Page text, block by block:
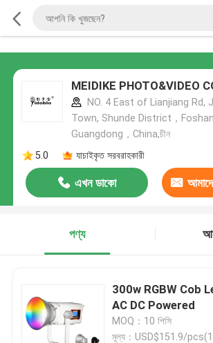
MEIDIKE PHOTO&VIDEO
NO. 4 East of Lianjiang Rd,
Town, Shunde District，Foshan
Guangdong，China,চীন
5.0
যাচাইকৃত সরবরাহকারী
এখন ডাকো
পণ্য
300w RGBW Cob
AC DC Powered
MOQ：10 পিসি
মূল্য：USD$151.9/